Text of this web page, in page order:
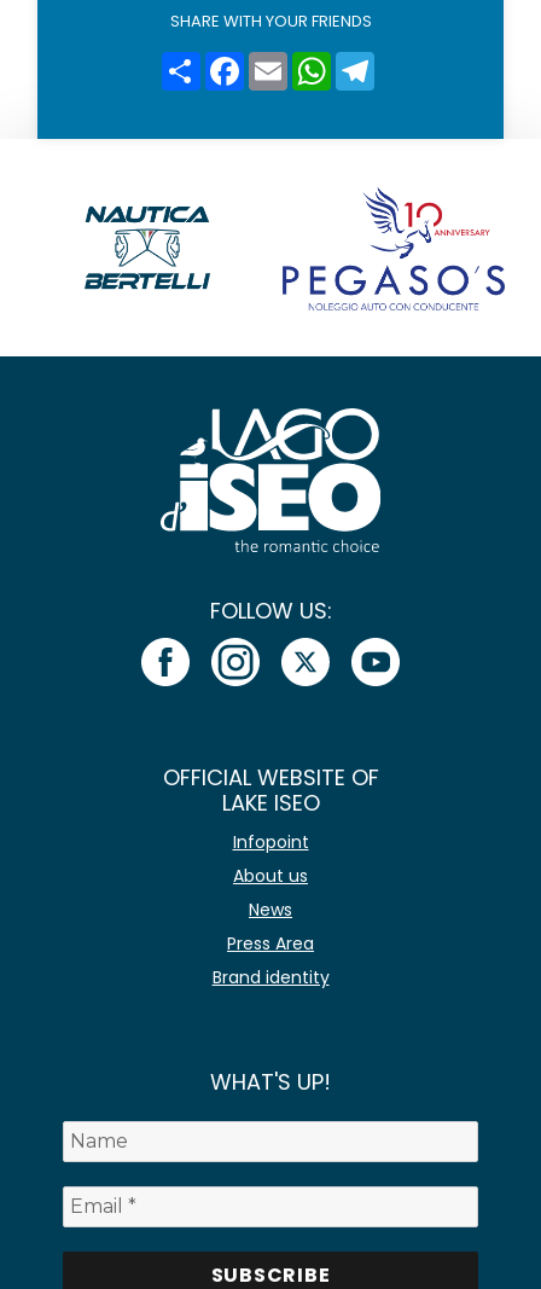
SHARE WITH YOUR FRIENDS
CondividiFacebook
Email WhatsApp
FOLLOW US:
OFFICIAL WEBSITE OF
LAKE ISEO
Infopoint
About us
News
Press Area
Brand identity
WHAT'S UP!